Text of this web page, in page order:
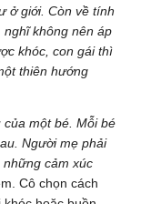
ở giới. Còn về tính
không nên áp
khóc, con gái thì
thiên hướng
của một bé. Mỗi bé
Người mẹ phải
cảm xúc
Cô chọn cách